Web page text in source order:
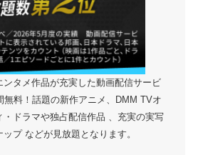
ンタメ作品が充実した動画配信サービ
無料！話題の新作アニメ、DMM TVオ
・ドラマや独占配信作品 、充実の実写
プ などが見放題となります。